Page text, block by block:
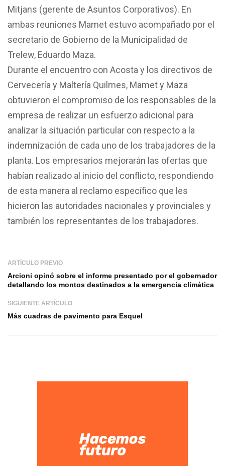
Mitjans (gerente de Asuntos Corporativos). En
ambas reuniones Mamet estuvo acompañado por el
secretario de Gobierno de la Municipalidad de
Trelew, Eduardo Maza.
Durante el encuentro con Acosta y los directivos de
Cervecería y Maltería Quilmes, Mamet y Maza
obtuvieron el compromiso de los responsables de la
empresa de realizar un esfuerzo adicional para
analizar la situación particular con respecto a la
indemnización de cada uno de los trabajadores de la
planta. Los empresarios mejorarán las ofertas que
habían realizado al inicio del conflicto, respondiendo
de esta manera al reclamo específico que les
hicieron las autoridades nacionales y provinciales y
también los representantes de los trabajadores.
ARTÍCULO PREVIO
Arcioni opinó sobre el informe presentado por el gobernador
detallando los montos destinados a la emergencia climática
SIGUIENTE ARTÍCULO
Más cuadras de pavimento para Esquel